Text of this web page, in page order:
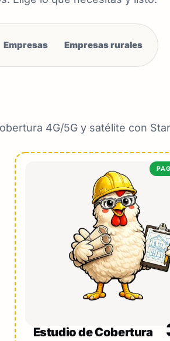
Empresas Empresas rurales
4G/5G y satélite con
Estudio de Cobertura